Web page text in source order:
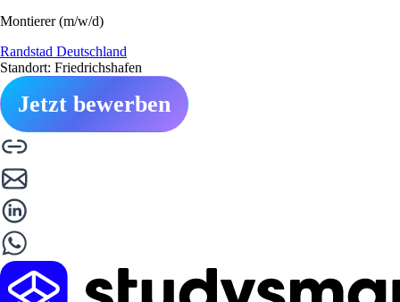
Montierer (m/w/d)
Randstad Deutschland
Standort: Friedrichshafen
Jetzt bewerben